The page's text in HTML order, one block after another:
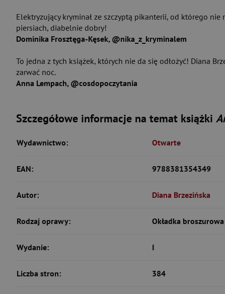
Elektryzujący kryminał ze szczyptą pikanterii, od którego
piersiach, diabelnie dobry!
Dominika Frosztęga-Kęsek, @nika_z_kryminalem
To jedna z tych książek, których nie da się odłożyć! Diana
zarwać noc.
Anna Lempach, @cosdopoczytania
Szczegółowe informacje na temat książki
Wydawnictwo: Otwarte
EAN: 9788381354349
Autor: Diana Brzezińska
Rodzaj oprawy: Okładka
Wydanie: I
Liczba stron: 384